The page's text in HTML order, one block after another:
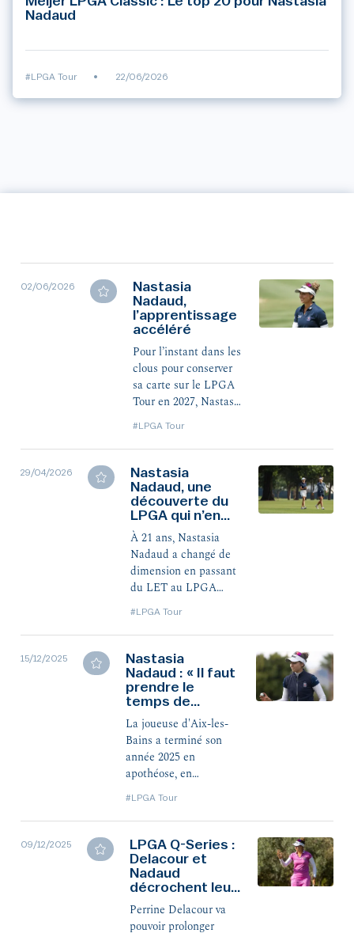
Nadaud
#LPGA Tour • 22/06/2026
02/06/2026
Nastasia
Nadaud,
l’apprentissage
accéléré
Pour l’instant dans les
clous pour conserver
sa carte sur le LPGA
Tour en 2027, Nastasia
exigeant des circuits
professionnels
féminins. La native de
Chambéry dresse un
premier bilan de son
expérience made in
USA.
#LPGA Tour
29/04/2026
Nastasia
Nadaud, une
découverte du
LPGA qui n’en
est pas une
À 21 ans, Nastasia
Nadaud a changé de
dimension en passant
du LET au LPGA
des Qualifying School
de décembre 2025, la
Française évolue
depuis sur un nouveau
circuit, aussi structuré
que fascinant, sans
pour autant le
découvrir.
#LPGA Tour
15/12/2025
Nastasia
Nadaud : « Il faut
prendre le
temps de
décompresser »
La joueuse d'Aix-les-
Bains a terminé son
année 2025 en
apothéose, en
décrocher, dix jours
plus tard, sa carte du
LPGA Tour. Une
quinzaine intense, dont
elle peut enfin savourer
la réussite.
#LPGA Tour
09/12/2025
LPGA Q-Series :
Delacour et
Nadaud
décrochent leur
carte
Perrine Delacour va
pouvoir prolonger